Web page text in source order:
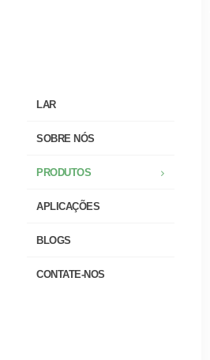
LAR
SOBRE NÓS
PRODUTOS
APLICAÇÕES
BLOGS
CONTATE-NOS